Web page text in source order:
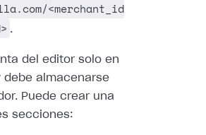
<merchant_id
.
del editor solo en
almacenarse
Puede crear una
secciones: